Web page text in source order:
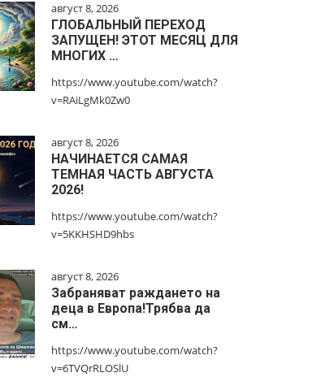
август 8, 2026
ГЛОБАЛЬНЫЙ ПЕРЕХОД
ЗАПУЩЕН! ЭТОТ МЕСЯЦ ДЛЯ
МНОГИХ …
https://www.youtube.com/watch?
v=RAiLgMk0Zw0
август 8, 2026
НАЧИНАЕТСЯ САМАЯ
ТЕМНАЯ ЧАСТЬ АВГУСТА
2026!
https://www.youtube.com/watch?
v=5KKHSHD9hbs
август 8, 2026
Забраняват раждането на
деца в Европа!Трябва да
см…
https://www.youtube.com/watch?
v=6TVQrRLOSlU